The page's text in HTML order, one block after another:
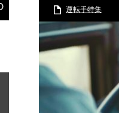
運転手特集